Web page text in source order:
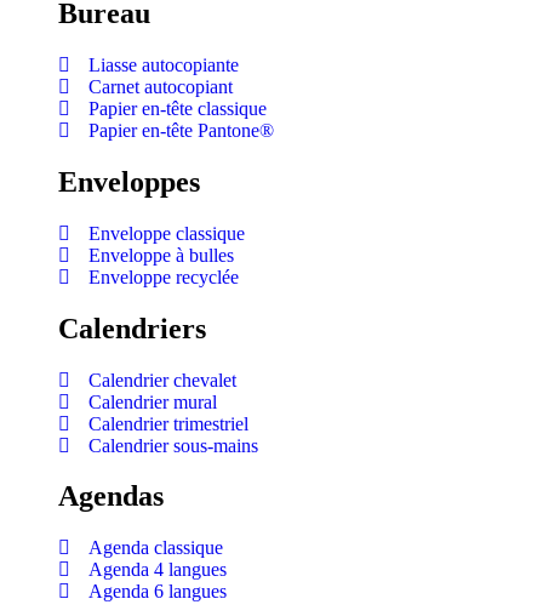
Bureau
Liasse autocopiante
Carnet autocopiant
Papier en-tête classique
Papier en-tête Pantone®
Enveloppes
Enveloppe classique
Enveloppe à bulles
Enveloppe recyclée
Calendriers
Calendrier chevalet
Calendrier mural
Calendrier trimestriel
Calendrier sous-mains
Agendas
Agenda classique
Agenda 4 langues
Agenda 6 langues